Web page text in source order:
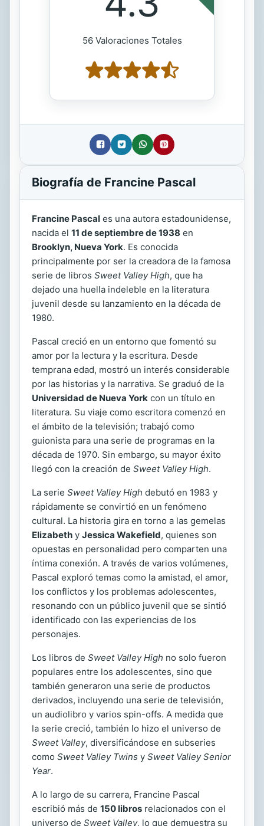
56 Valoraciones Totales
Biografía de Francine Pascal
Francine Pascal es una autora estadounidense,
nacida el 11 de septiembre de 1938 en
Brooklyn, Nueva York. Es conocida
principalmente por ser la creadora de la famosa
serie de libros Sweet Valley High, que ha
dejado una huella indeleble en la literatura
juvenil desde su lanzamiento en la década de
1980.
Pascal creció en un entorno que fomentó su
amor por la lectura y la escritura. Desde
temprana edad, mostró un interés considerable
por las historias y la narrativa. Se graduó de la
Universidad de Nueva York con un título en
literatura. Su viaje como escritora comenzó en
el ámbito de la televisión; trabajó como
guionista para una serie de programas en la
década de 1970. Sin embargo, su mayor éxito
llegó con la creación de Sweet Valley High.
La serie Sweet Valley High debutó en 1983 y
rápidamente se convirtió en un fenómeno
cultural. La historia gira en torno a las gemelas
Elizabeth y Jessica Wakefield, quienes son
opuestas en personalidad pero comparten una
íntima conexión. A través de varios volúmenes,
Pascal exploró temas como la amistad, el amor,
los conflictos y los problemas adolescentes,
resonando con un público juvenil que se sintió
identificado con las experiencias de los
personajes.
Los libros de Sweet Valley High no solo fueron
populares entre los adolescentes, sino que
también generaron una serie de productos
derivados, incluyendo una serie de televisión,
un audiolibro y varios spin-offs. A medida que
la serie creció, también lo hizo el universo de
Sweet Valley, diversificándose en subseries
como Sweet Valley Twins y Sweet Valley Senior
Year.
A lo largo de su carrera, Francine Pascal
escribió más de 150 libros relacionados con el
universo de Sweet Valley, lo que demuestra su